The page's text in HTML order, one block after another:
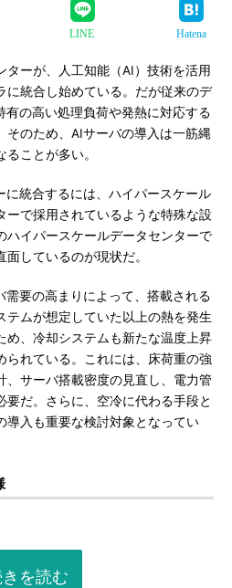
LINE Hatena
ーが、人工知能（AI）技術を活用
に統合し始めている。だが従来のデ
有の高い処理負荷や発熱に対応する
そのため、AIサーバの導入は一筋縄
ことが多い。
統合するには、ハイパースケール
ーで採用されているような特殊な設
ハイパースケールデータセンターで
しているのが現状だ。
要の高まりによって、搭載される
テムが想定していた以上の熱を発生
め、冷却システムも新たな温度上昇
られている。これには、床荷重の強
、サーバ搭載密度の見直し、電力管
だ。さらに、空冷に代わる手段と
導入も重要な検討対象となってい
を読む